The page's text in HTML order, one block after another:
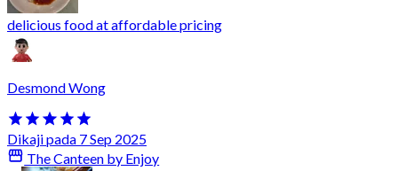
delicious food at affordable pricing
Desmond Wong
Dikaji pada 7 Sep 2025
The Canteen by Enjoy